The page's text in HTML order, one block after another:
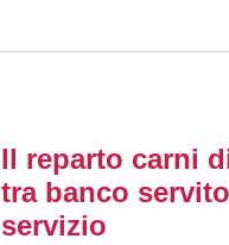
Il reparto carni
tra banco
servizio